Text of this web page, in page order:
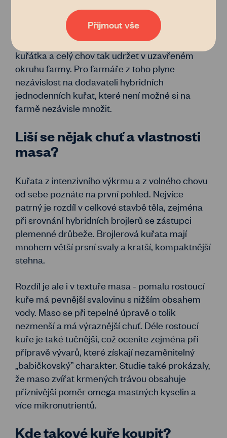
schopna se ve zdraví a dobré kondici dožít
dospělosti. Znamená to také, že si lze z vajec
těchto dospělců odchovat vlastní mladá
kuřátka a celý chov tak udržet v uzavřeném
okruhu farmy. Pro farmáře z toho plyne
nezávislost na dodavateli hybridních
jednodenních kuřat, které není možné si na
farmě nezávisle množit.
Liší se nějak chuť a vlastnosti
masa?
Kuřata z intenzivního výkrmu a z volného chovu
od sebe poznáte na první pohled. Nejvíce
patrný je rozdíl v celkové stavbě těla, zejména
při srovnání hybridních brojlerů se zástupci
plemenné drůbeže. Brojlerová kuřata mají
mnohem větší prsní svaly a kratší, kompaktnější
stehna.
Rozdíl je ale i v textuře masa - pomalu rostoucí
kuře má pevnější svalovinu s nižším obsahem
vody. Maso se při tepelné úpravě o tolik
nezmenší a má výraznější chuť. Déle rostoucí
kuře je také tučnější, což oceníte zejména při
přípravě vývarů, které získají nezaměnitelný
„babičkovský” charakter. Studie také prokázaly,
že maso zvířat krmených trávou obsahuje
příznivější poměr omega mastných kyselin a
více mikronutrientů.
Kde takové kuře koupit?
vás zajímají podrobnosti, přečtěte si našezásady
zpracování osobních údajů. Tak co, věříte nám?
Přijmout vše